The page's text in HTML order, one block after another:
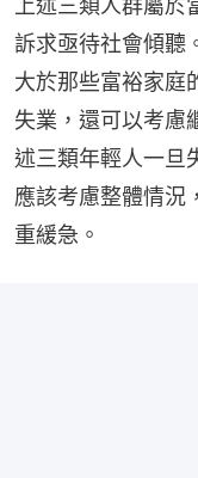
訴求亟待社會傾聽
大於那些富裕家庭
失業，還可以考慮
述三類年輕人一旦
應該考慮整體情況
重緩急。